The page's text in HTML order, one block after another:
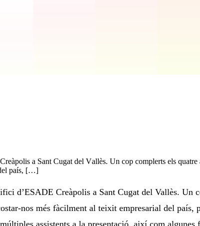
a Sant Cugat del Vallès. Un cop complerts els
del país, […]
d’ESADE Creàpolis a Sant Cugat del Vallès. Un
nos més fàcilment al teixit empresarial del país,